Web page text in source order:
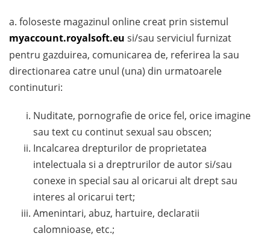
a. foloseste magazinul online creat prin sistemul
myaccount.royalsoft.eu si/sau serviciul furnizat
pentru gazduirea, comunicarea de, referirea la sau
directionarea catre unul (una) din urmatoarele
continuturi:
Nuditate, pornografie de orice fel, orice imagine
sau text cu continut sexual sau obscen;
Incalcarea drepturilor de proprietatea
intelectuala si a dreptrurilor de autor si/sau
conexe in special sau al oricarui alt drept sau
interes al oricarui tert;
Amenintari, abuz, hartuire, declaratii
calomnioase, etc.;